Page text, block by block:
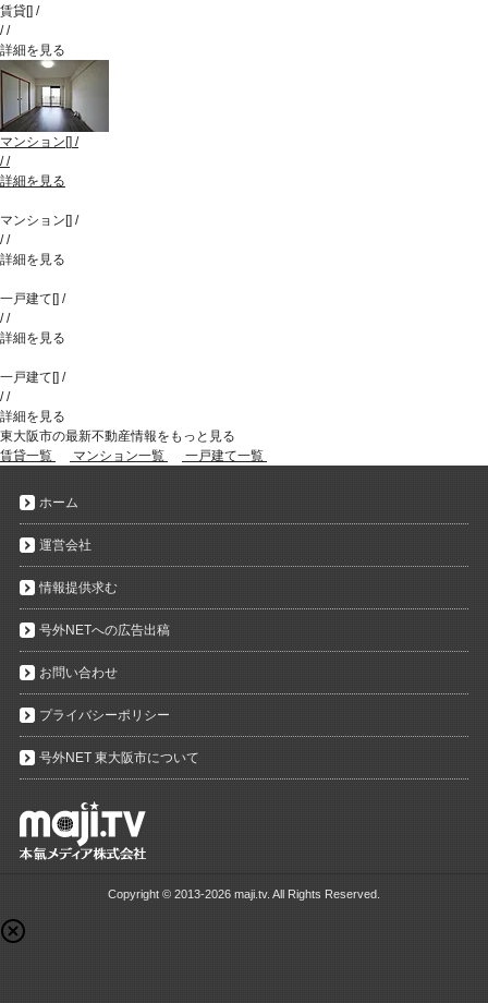
賃貸[] /
//
詳細を見る
マンション [] /
//
詳細を見る
マンション [] /
//
詳細を見る
一戸建て [] /
//
詳細を見る
一戸建て [] /
//
詳細を見る
東大阪市の最新不動産情報をもっと見る
賃貸一覧
マンション一覧 一戸建て一覧
ホーム
運営会社
情報提供求む
号外NETへの広告出稿
お問い合わせ
プライバシーポリシー
号外NET 東大阪市について
Copyright © 2013-2026 maji.tv. All Rights Reserved.